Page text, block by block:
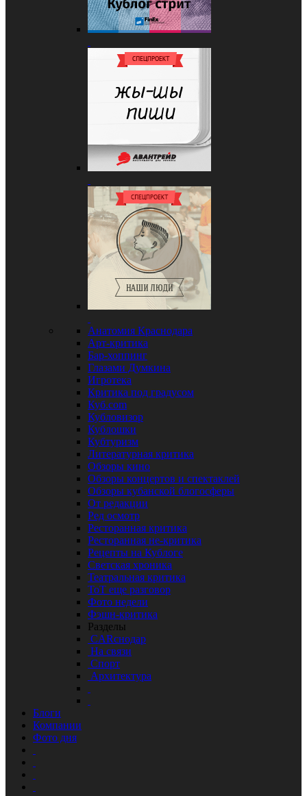
Анатомия Краснодара
Арт-критика
Бар-хоппинг
Глазами Думкина
Игротека
Критика под градусом
Куб.com
Кубловизор
Кублошки
Кубтуризм
Литературная критика
Обзоры кино
Обзоры концертов и спектаклей
Обзоры кубанской блогосферы
От редакции
Ред осмотр
Ресторанная критика
Ресторанная не-критика
Рецепты на Кублоге
Светская хроника
Театральная критика
ТоТ еще разговор
Фото недели
Фэшн-критика
Разделы
CARснодар
На связи
Спорт
Архитектура
Блоги
Компании
Фото дня